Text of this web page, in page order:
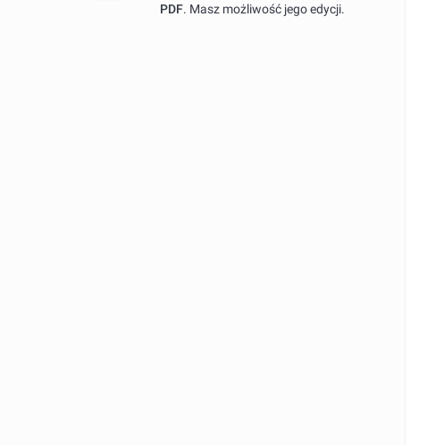
PDF. Masz możliwość jego edycji.